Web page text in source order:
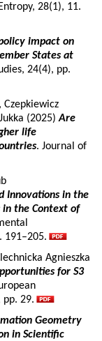
28(1), 11.
impact on
States at
24(4), pp.
Czepkiewicz
(2025)Are
life
. Journal of
Innovations in the
in the Context of
191–205.
Agnieszka
for S3
pp. 29.
Geometry
in Scientific